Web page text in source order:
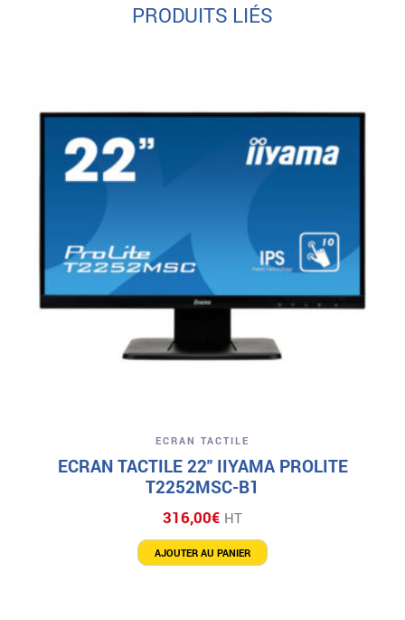
PRODUITS LIÉS
ECRAN TACTILE
ECRAN TACTILE 22″ IIYAMA PROLITE
T2252MSC-B1
316,00€ HT
AJOUTER AU PANIER